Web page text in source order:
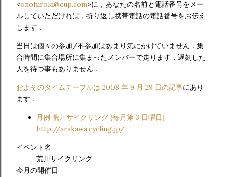
<onohiroki@cup.com>に，あなたの名前と電話番号をメー
ルしていただければ，折り返し携帯電話の電話番号をお伝え
します．
当日は個々の参加/不参加はあまり気にかけていません．集
合時間に集合場所に集まったメンバーで走ります．遅刻した
人を待つ事もありません．
およそのタイムテーブルは 2008 年 9 月 29 日の記事にあり
ます．
月例 荒川サイクリング (毎月第 3 日曜日)
http://arakawa.cycling.jp/
イベント名
荒川サイクリング
今月の開催日